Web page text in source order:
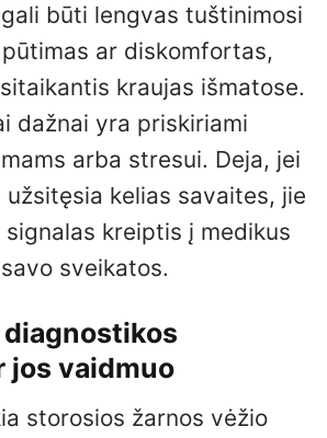
būti lengvas tuštinimosi
ar diskomfortas,
kraujas išmatose.
dažnai yra priskiriami
arba stresui. Deja, jei
kelias savaites, jie
kreiptis į medikus
sveikatos.
jos vaidmuo
storosios žarnos vėžio